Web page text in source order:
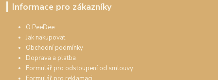
Informace pro zákazníky
O PeeDee
Jak nakupovat
Obchodní podmínky
Doprava a platba
Formulář pro odstoupení od smlouvy